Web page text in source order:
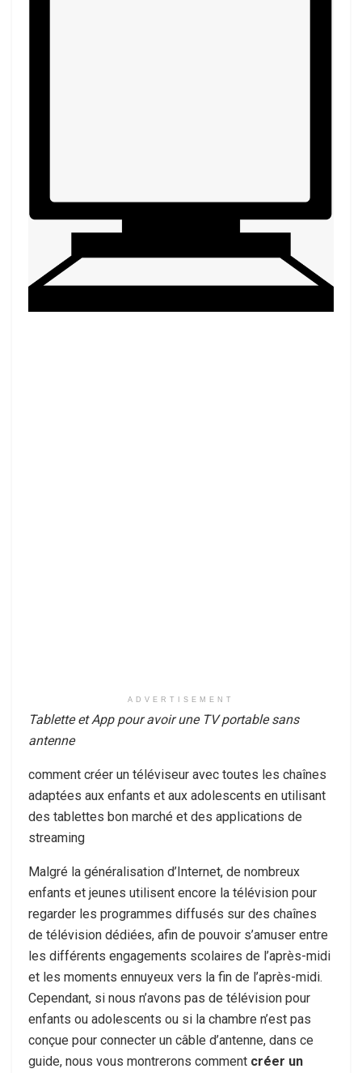
ADVERTISEMENT
Tablette et App pour avoir une TV portable sans
antenne
comment créer un téléviseur avec toutes les chaînes
adaptées aux enfants et aux adolescents en utilisant
des tablettes bon marché et des applications de
streaming
Malgré la généralisation d’Internet, de nombreux
enfants et jeunes utilisent encore la télévision pour
regarder les programmes diffusés sur des chaînes
de télévision dédiées, afin de pouvoir s’amuser entre
les différents engagements scolaires de l’après-midi
et les moments ennuyeux vers la fin de l’après-midi.
Cependant, si nous n’avons pas de télévision pour
enfants ou adolescents ou si la chambre n’est pas
conçue pour connecter un câble d’antenne, dans ce
guide, nous vous montrerons comment créer un